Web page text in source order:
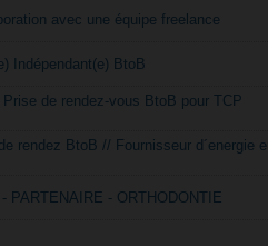
avec une équipe freelance
Indépendant(e) BtoB
de rendez-vous BtoB pour TCP
rendez BtoB // Fournisseur d´energie
PARTENAIRE - ORTHODONTIE